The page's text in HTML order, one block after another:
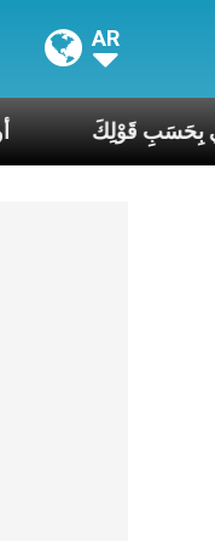
AR
الرَّب، فليكُن لي بِحَسَبِ